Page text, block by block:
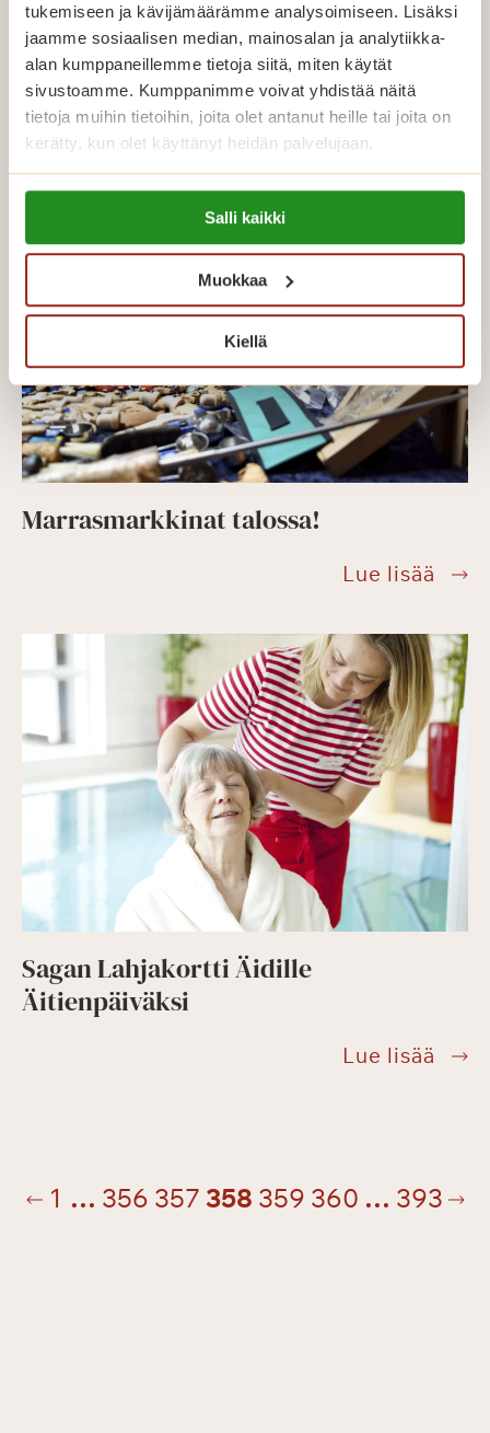
tukemiseen ja kävijämäärämme analysoimiseen. Lisäksi
jaamme sosiaalisen median, mainosalan ja analytiikka-
alan kumppaneillemme tietoja siitä, miten käytät
sivustoamme. Kumppanimme voivat yhdistää näitä
tietoja muihin tietoihin, joita olet antanut heille tai joita on
kerätty, kun olet käyttänyt heidän palvelujaan.
Lue lisää evästeistä:
https://sagacare.fi/evasteet/
Salli kaikki
Muokkaa
Kiellä
Saga Lakeudenlinnan asuinkerroksia
koristavat upeat seinäkuvat
Lue lisääSaga
Marrasmarkkinat talossa!
Lue lisää
Sagan Lahjakortti Äidille
Äitienpäiväksi
Lue lisää
1 … 356 357 358 359 360 … 393